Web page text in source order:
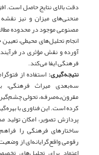
دقت بالای نتایج حاصل است.
منحنی‌های میزان و نیز
مصنوعی موجود در محدوده
انجام تحلیل‌های محیطی،
آورده و نقش مؤثری در
فرهنگی ایفا می‌کند.
نتیجه‌گیری:استفاده از
سه‌بعدی میراث
مقرون‌به‌صرفه، تحولی چشم‌گیر
کرده است. این فناوری با
پردازش تصویر، امکان
ساختارهای فرهنگی را
رقومی واقع‌گرایانه‌ای از